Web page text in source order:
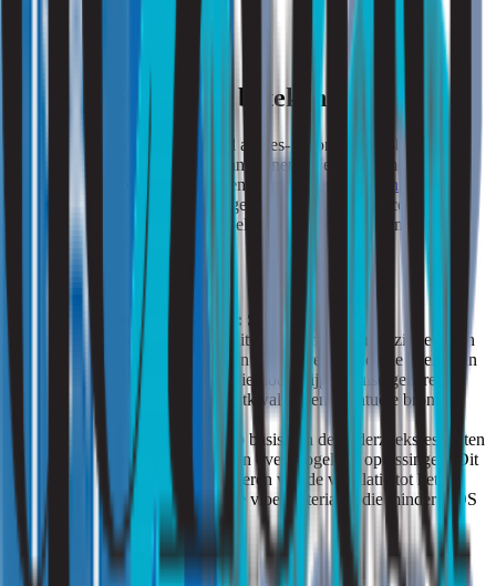
Wat kan Strooming betekenen?
Strooming is een gespecialiseerd advies- en onderzoeksbureau dat
zich toelegt op het analyseren van binnenmilieuproblemen, zoals
luchtkwaliteit, vochtproblemen en
geluidsoverlast buren
gaat om PVC-vloeren en de mogelijke gezondheidsrisico’s, kan
Strooming een belangrijke rol spelen bij het identificeren en
aanpakken van deze kwesties.
Luchtkwaliteitsonderzoek : Strooming kan
luchtkwaliteitsonderzoek uitvoeren om de aanwezigheid van
vluchtige organische stoffen en andere schadelijke deeltjes in
de binnenlucht te meten. Hierdoor krijgen huiseigenaren en
bedrijven inzicht in de luchtkwaliteit en eventuele bronnen
van vervuiling.
Advies en oplossingen
Op basis van de onderzoeksresultaten
kan Strooming advies geven over mogelijke oplossingen. Dit
kan variëren van het verbeteren van de ventilatie tot het
aanbevelen van alternatieve vloermaterialen die minder VOS
en ftalaten uitstoten.